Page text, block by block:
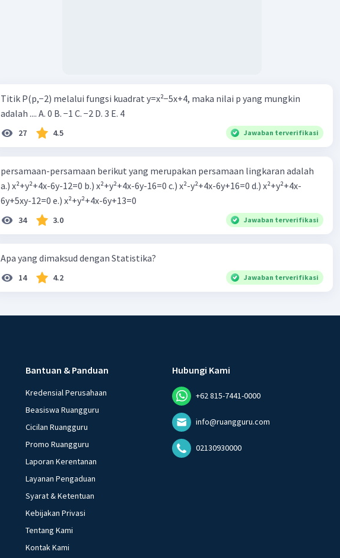
Titik P(p,−2) melalui fungsi kuadrat y=x²−5x+4, maka nilai p yang mungkin
adalah .... A. 0 B. −1 C. −2 D. 3 E. 4
27 4.5 Jawaban terverifikasi
persamaan-persamaan berikut yang merupakan persamaan lingkaran adalah
a.) x²+y²+4x-6y-12=0 b.) x²+y²+4x-6y-16=0 c.) x²-y²+4x-6y+16=0 d.) x²+y²+4x-
6y+5xy-12=0 e.) x²+y²+4x-6y+13=0
34 3.0 Jawaban terverifikasi
Apa yang dimaksud dengan Statistika?
14 4.2 Jawaban terverifikasi
Bantuan & Panduan
Kredensial Perusahaan
Beasiswa Ruangguru
Cicilan Ruangguru
Promo Ruangguru
Laporan Kerentanan
Layanan Pengaduan
Syarat & Ketentuan
Kebijakan Privasi
Tentang Kami
Kontak Kami
Hubungi Kami
+62 815-7441-0000
info@ruangguru.com
02130930000